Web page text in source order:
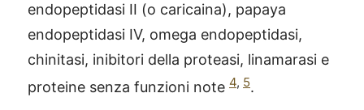
endopeptidasi II (o caricaina), papaya
endopeptidasi IV, omega endopeptidasi,
chinitasi, inibitori della proteasi, linamarasi e
proteine senza funzioni note 4, 5.